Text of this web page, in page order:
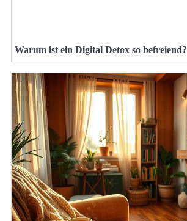
Warum ist ein Digital Detox so befreiend?